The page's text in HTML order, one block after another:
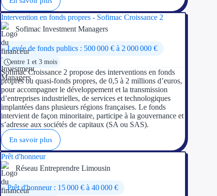
Aides
Solutions MAPi
Simulateur d'éligibilité
Trouvez des idées de
Ouvrage
Intervention en fonds propres - Sofimac Croissance 2
Sofimac Investment Managers
Levée de fonds publics : 500 000 € à 2 000 000 €
entre 1 et 3 mois
Sofimac Croissance 2 propose des interventions en fonds
propres ou quasi-fonds propres, de 0,5 à 2 millions d’euros,
pour accompagner le développement et la transmission
d’entreprises industrielles, de services et technologiques
implantées dans plusieurs régions françaises. Le fonds
intervient de façon minoritaire, participe à la gouvernance et
s’adresse aux sociétés de capitaux (SA ou SAS).
En savoir plus
Prêt d'honneur
Réseau Entreprendre Limousin
Prêt d'honneur : 15 000 € à 40 000 €